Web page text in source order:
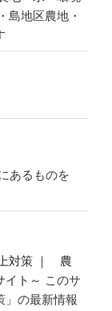
島地区農地・
あるものを
対策 ｜ 農
ト～ このサ
」の最新情報